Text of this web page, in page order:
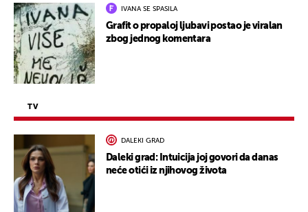
IVANA SE SPASILA
Grafit o propaloj ljubavi postao je viralan
zbog jednog komentara
TV
DALEKI GRAD
Daleki grad: Intuicija joj govori da danas
neće otići iz njihovog života